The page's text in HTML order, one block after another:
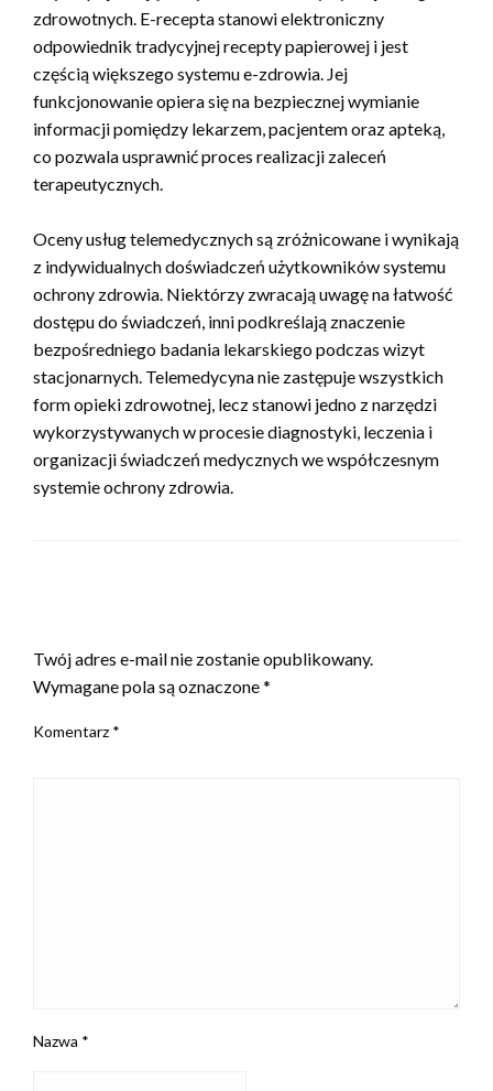
zdrowotnych. E-recepta stanowi elektroniczny
odpowiednik tradycyjnej recepty papierowej i jest
częścią większego systemu e-zdrowia. Jej
funkcjonowanie opiera się na bezpiecznej wymianie
informacji pomiędzy lekarzem, pacjentem oraz apteką,
co pozwala usprawnić proces realizacji zaleceń
terapeutycznych.
Oceny usług telemedycznych są zróżnicowane i wynikają
z indywidualnych doświadczeń użytkowników systemu
ochrony zdrowia. Niektórzy zwracają uwagę na łatwość
dostępu do świadczeń, inni podkreślają znaczenie
bezpośredniego badania lekarskiego podczas wizyt
stacjonarnych. Telemedycyna nie zastępuje wszystkich
form opieki zdrowotnej, lecz stanowi jedno z narzędzi
wykorzystywanych w procesie diagnostyki, leczenia i
organizacji świadczeń medycznych we współczesnym
systemie ochrony zdrowia.
Twój adres e-mail nie zostanie opublikowany.
Wymagane pola są oznaczone*
Komentarz *
Nazwa *